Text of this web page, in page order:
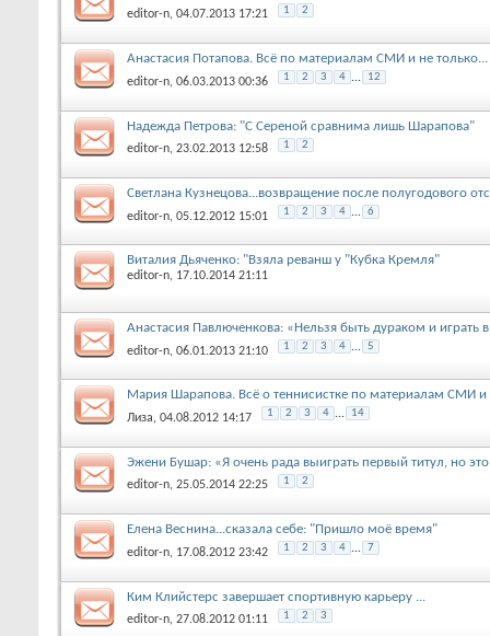
editor-n, 04.07.2013 17:21 1 2
Анастасия Потапова. Всё по материалам СМИ и не только...
editor-n, 06.03.2013 00:36 1 2 3 4 ... 12
Надежда Петрова: "С Сереной сравнима лишь Шарапова"
editor-n, 23.02.2013 12:58 1 2
Светлана Кузнецова...возвращение после полугодового
editor-n, 05.12.2012 15:01 1 2 3 4 ... 6
Виталия Дьяченко: "Взяла реванш у "Кубка Кремля"
editor-n, 17.10.2014 21:11
Анастасия Павлюченкова: «Нельзя быть дураком и играть
editor-n, 06.01.2013 21:10 1 2 3 4 ... 5
Мария Шарапова. Всё о теннисистке по материалам СМИ и
Лиза, 04.08.2012 14:17 1 2 3 4 ... 14
Эжени Бушар: «Я очень рада выиграть первый титул, но
editor-n, 25.05.2014 22:25 1 2
Елена Веснина...сказала себе: "Пришло моё время"
editor-n, 17.08.2012 23:42 1 2 3 4 ... 7
Ким Клийстерс завершает спортивную карьеру ...
editor-n, 27.08.2012 01:11 1 2 3